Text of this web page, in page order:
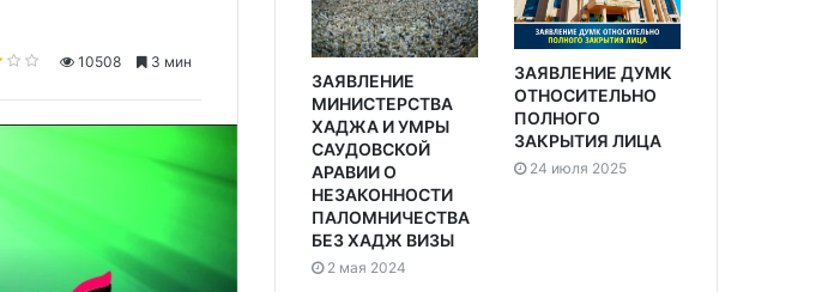
10508 3 мин
ЗАЯВЛЕНИЕ
МИНИСТЕРСТВА
ХАДЖА И УМРЫ
САУДОВСКОЙ
АРАВИИ О
НЕЗАКОННОСТИ
ПАЛОМНИЧЕСТВА
БЕЗ ХАДЖ ВИЗЫ
2 мая 2024
ЗАЯВЛЕНИЕ ДУМК
ОТНОСИТЕЛЬНО
ПОЛНОГО
ЗАКРЫТИЯ ЛИЦА
24 июля 2025